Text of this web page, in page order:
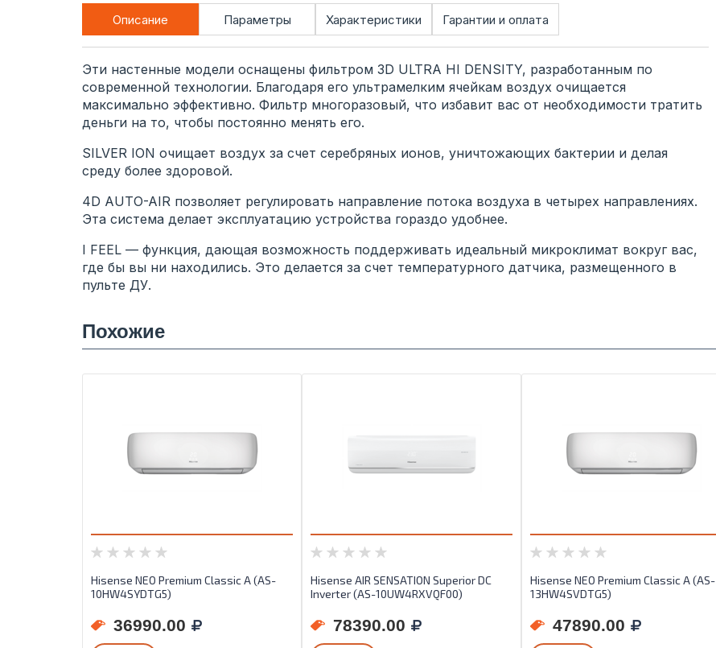
Описание Параметры Характеристики Гарантии и оплата
Эти настенные модели оснащены фильтром 3D ULTRA HI DENSITY, разработанным по
современной технологии. Благодаря его ультрамелким ячейкам воздух очищается
максимально эффективно. Фильтр многоразовый, что избавит вас от необходимости тратить
деньги на то, чтобы постоянно менять его.
SILVER ION очищает воздух за счет серебряных ионов, уничтожающих бактерии и делая
среду более здоровой.
4D AUTO-AIR позволяет регулировать направление потока воздуха в четырех направлениях.
Эта система делает эксплуатацию устройства гораздо удобнее.
I FEEL — функция, дающая возможность поддерживать идеальный микроклимат вокруг вас,
где бы вы ни находились. Это делается за счет температурного датчика, размещенного в
пульте ДУ.
Похожие
Hisense NEO Premium Classic A (AS-
10HW4SYDTG5)
36990.00
Hisense AIR SENSATION Superior DC
Inverter (AS-10UW4RXVQF00)
78390.00
Hisense NEO Premium Classic A (AS-
13HW4SVDTG5)
47890.00